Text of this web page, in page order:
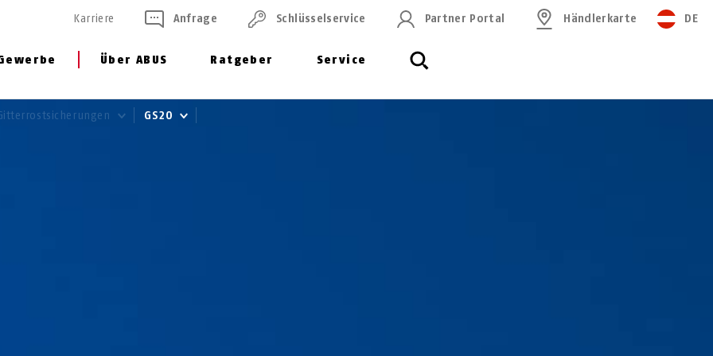
Über ABUS Ratgeber Service
Karriere Anfrage Schlüssel­service Partner Portal Händlerkarte DE
GS20